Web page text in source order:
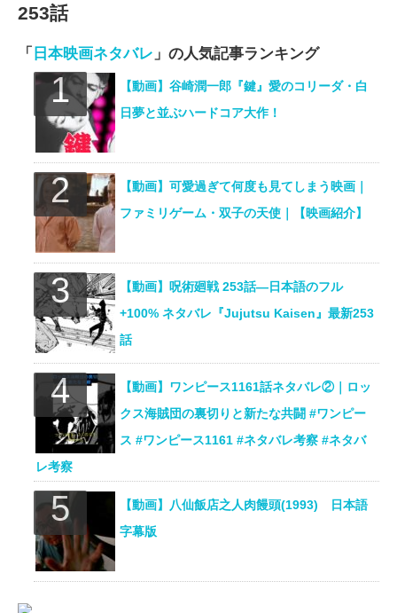
253話
「 日本映画ネタバレ 」の人気記事ランキング
【動画】谷崎潤一郎『鍵』愛のコリーダ・白
日夢と並ぶハードコア大作！
【動画】可愛過ぎて何度も見てしまう映画｜
ファミリゲーム・双子の天使｜【映画紹介】
【動画】呪術廻戦 253話―日本語のフル
+100% ネタバレ『Jujutsu Kaisen』最新253
話
【動画】ワンピース1161話ネタバレ②｜ロッ
クス海賊団の裏切りと新たな共闘 #ワンピー
ス #ワンピース1161 #ネタバレ考察 #ネタバ
レ考察
【動画】八仙飯店之人肉饅頭(1993) 日本語
字幕版